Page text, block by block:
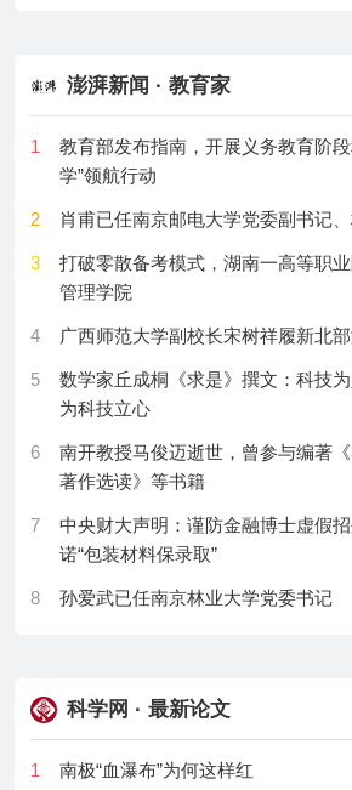
25 身上湿黏黏体内却快脱水了桑拿天必
26
《中国节约用水报告2025》：万元
4.5%
27 “妈祖”为全球应对气候变化贡献中国
28 集中供冷，真的来了！
到锡林郭勒草原“追星”
30 台风“白海豚”减弱为强台风级周四起
from Within
Giant Waves Are Sweeping Mars’
Space
AI Reveals a Massive Algae Boom
Oceans
Some Coastal Cities Are Sinking
Dark Matter’s Secret Force Does the
Without This Protein, Damaged
Mathematicians Prove Perfectly Fair
This Once-a-week Workout May
Finds
18
Cancer May Be Breaking Its Own
澎湃新闻 · 教育家
1
教育部发布指南，开展义务教育阶
学”领航行动
2 肖甫已任南京邮电大学党委副书记
3
打破零散备考模式，湖南一高等职
管理学院
4 广西师范大学副校长宋树祥履新北
5
数学家丘成桐《求是》撰文：科技
为科技立心
6
南开教授马俊迈逝世，曾参与编著
著作选读‌》等书籍
7
中央财大声明：谨防金融博士虚假
诺“包装材料保录取”
8 孙爱武已任南京林业大学党委书记
10 地方高校打响新一轮研究生优质生源“
国际知名力学专家夏焜全职加入宁波
科学网 · 最新论文
1 南极“血瀑布”为何这样红